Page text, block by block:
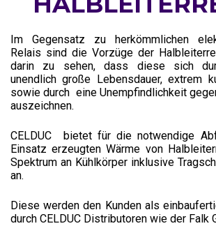
Im Gegensatz zu herkömmlichen
Relais sind die Vorzüge der
darin zu sehen, dass diese sich
unendlich große Lebensdauer, extrem
sowie durch eine Unempfindlichkeit
auszeichnen.
CELDUC bietet für die notwendige
Einsatz erzeugten Wärme von
Spektrum an Kühlkörper inklusive
an.
Diese werden den Kunden als
durch CELDUC Distributoren wie der Falk